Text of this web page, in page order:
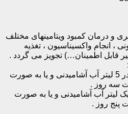
و درمان کمبود ویتامینهای مختلف
، انجام واکسیناسیون ، تغذیه
قابل اطمینان…) تجویز می گردد .
پیشگیری : 1 گرم‌ پودر در 5 لیتر آب‌ آشامیدنی و یا به صورت
سه‌ روز .
در یک‌ لیتر آب‌ آشامیدنی و یا به صورت
پنج‌ روز .